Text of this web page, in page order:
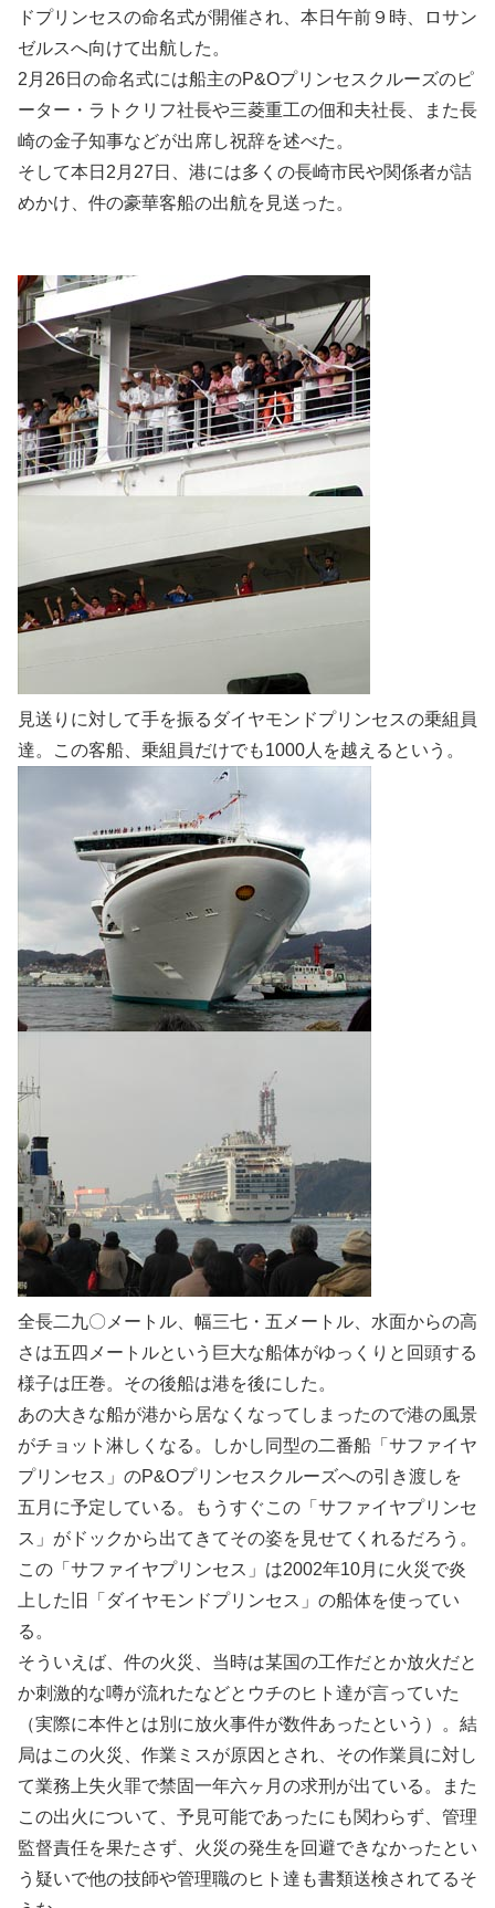
ドプリンセスの命名式が開催され、本日午前９時、ロサン
ゼルスへ向けて出航した。
2月26日の命名式には船主のP&Oプリンセスクルーズのピ
ーター・ラトクリフ社長や三菱重工の佃和夫社長、また長
崎の金子知事などが出席し祝辞を述べた。
そして本日2月27日、港には多くの長崎市民や関係者が詰
めかけ、件の豪華客船の出航を見送った。
見送りに対して手を振るダイヤモンドプリンセスの乗組員
達。この客船、乗組員だけでも1000人を越えるという。
全長二九〇メートル、幅三七・五メートル、水面からの高
さは五四メートルという巨大な船体がゆっくりと回頭する
様子は圧巻。その後船は港を後にした。
あの大きな船が港から居なくなってしまったので港の風景
がチョット淋しくなる。しかし同型の二番船「サファイヤ
プリンセス」のP&Oプリンセスクルーズへの引き渡しを
五月に予定している。もうすぐこの「サファイヤプリンセ
ス」がドックから出てきてその姿を見せてくれるだろう。
この「サファイヤプリンセス」は2002年10月に火災で炎
上した旧「ダイヤモンドプリンセス」の船体を使ってい
る。
そういえば、件の火災、当時は某国の工作だとか放火だと
か刺激的な噂が流れたなどとウチのヒト達が言っていた
（実際に本件とは別に放火事件が数件あったという）。結
局はこの火災、作業ミスが原因とされ、その作業員に対し
て業務上失火罪で禁固一年六ヶ月の求刑が出ている。また
この出火について、予見可能であったにも関わらず、管理
監督責任を果たさず、火災の発生を回避できなかったとい
う疑いで他の技師や管理職のヒト達も書類送検されてるそ